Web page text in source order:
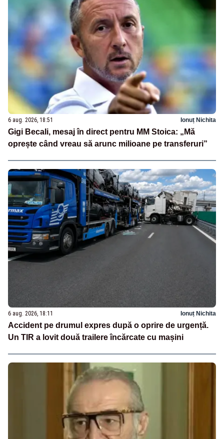
6 aug. 2026, 18:51 Ionuț Nichita
Gigi Becali, mesaj în direct pentru MM Stoica: „Mă
oprește când vreau să arunc milioane pe transferuri”
6 aug. 2026, 18:11 Ionuț Nichita
Accident pe drumul expres după o oprire de urgență.
Un TIR a lovit două trailere încărcate cu mașini